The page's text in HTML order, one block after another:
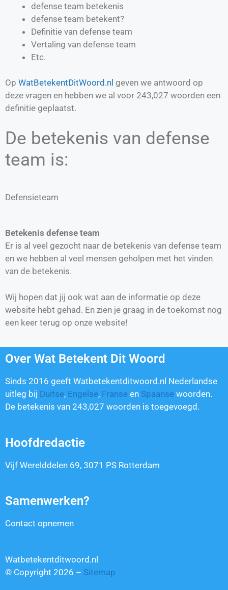
defense team betekenis
defense team betekent?
Definitie van defense team
Vertaling van defense team
Etc.
Op WatBetekentDitWoord.nl geven we antwoord op
deze vragen en hebben we al voor 243,027 woorden een
definitie geplaatst.
De betekenis van defense
team is:
Defensieteam
Betekenis defense team
Er is al veel gezocht naar de betekenis van defense team
en we hebben al veel mensen geholpen met het vinden
van de betekenis.
Wij hopen dat jij ook wat aan de informatie op deze
website hebt gehad. En zien je graag in de toekomst nog
een keer terug op onze website!
Over Wat Betekent Dit Woord
Sinds 2016 geeft Watbetekentditwoord.nl Nederlandse
uitleg bij Duitse, Engelse, Franse en Spaanse woorden.
De betekenis van 243,027 woorden is toegevoegd.
Hoofdredactie
Vijf Werelddelen 69, 3071 PS Rotterdam
Samenwerken?
Contact opnemen
Watbetekentditwoord.nl
© Copyright 2026 – Sitemap